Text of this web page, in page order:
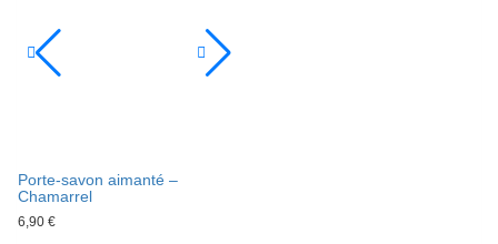
Porte-savon aimanté –
Chamarrel
6,90 €